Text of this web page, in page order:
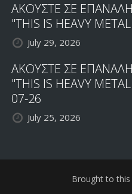
ΑΚΟΥΣΤΕ ΣΕ
"THIS IS HEAVY
July 29, 2026
ΑΚΟΥΣΤΕ ΣΕ
"THIS IS HEAVY
07-26
July 25, 2026
Brought to